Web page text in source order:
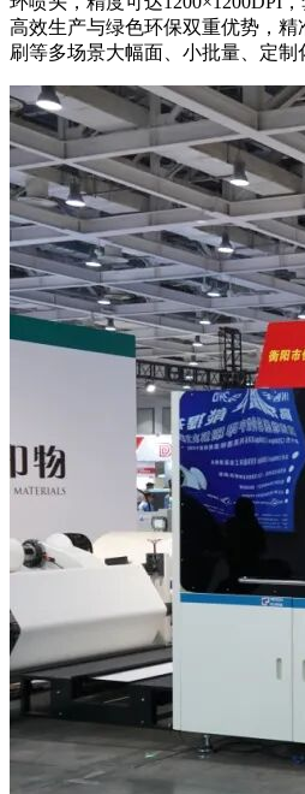
高效生产与绿色环保双重优势，
刷等多场景大幅面、小批量、定制